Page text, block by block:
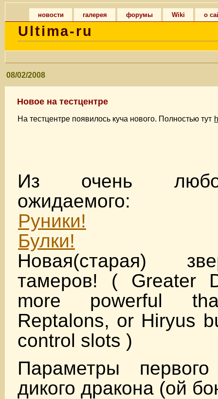
новости галерея форумы Wiki о
Ultima-ru
08/02/2008
Новое на тестцентре
На тестцентре появилось куча нового. Полностью тут
Из очень
ожидаемого:
Руники!
Булки!
Новая(старая)
тамеров! ( Greater
more powerful
Reptalons, or Hiryus
control slots )
Параметры первого
дикого дракона (ой